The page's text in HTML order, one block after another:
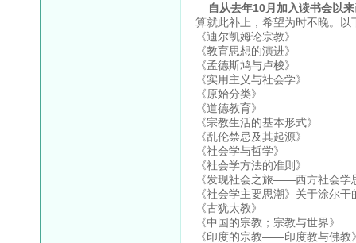
自从去年10月加入读书会以来
算就此补上，希望为时不晚。
《迪尔凯姆论宗教》
《教育思想的演进》
《孟德斯鸠与卢梭》
《实用主义与社会学》
《原始分类》
《道德教育》
《宗教生活的基本形式》
《乱伦禁忌及其起源》
《社会学与哲学》
《社会学方法的准则》
《发现社会之旅——西方社会学
《社会学主要思潮》关于涂尔干
《古犹太教》
《中国的宗教；宗教与世界》
《印度的宗教——印度教与佛教